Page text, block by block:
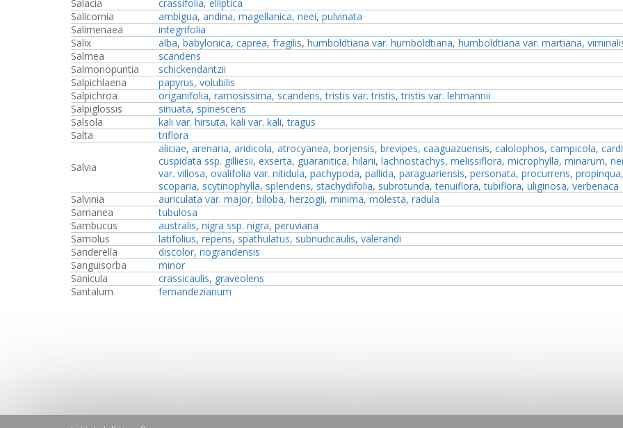
Salacia
crassifolia, elliptica
Salicornia
ambigua, andina, magellanica, neei, pulvinata
Salimenaea
integrifolia
Salix
alba, babylonica, caprea, fragilis, humboldtiana var. humboldtiana, humboldtiana var. martiana,
Salmea
scandens
Salmonopuntia
schickendantzii
Salpichlaena
papyrus, volubilis
Salpichroa
origanifolia, ramosissima, scandens,tristis var. tristis,tristis var. lehmannii
Salpiglossis
sinuata, spinescens
Salsola
kali var. hirsuta, kali var. kali,tragus
Salta
triflora
Salvia
aliciae, arenaria, aridicola, atrocyanea, borjensis, brevipes, caaguazuensis, calolophos, campicola,
cuspidata ssp. gilliesii, exserta, guaranitica, hilarii, lachnostachys, melissiflora, microphylla, minarum,
var. villosa, ovalifolia var. nitidula, pachypoda, pallida, paraguariensis, personata, procurrens, propinqua
scoparia, scytinophylla, splendens, stachydifolia, subrotunda,tenuiflora,tubiflora, uliginosa, verbenaca
Salvinia
auriculata var. major, biloba, herzogii, minima, molesta, radula
Samanea
tubulosa
Sambucus
australis, nigra ssp. nigra, peruviana
Samolus
latifolius, repens, spathulatus, subnudicaulis, valerandi
Sanderella
discolor, riograndensis
Sanguisorba
minor
Sanicula
crassicaulis, graveolens
Santalum
fernandezianum
Sarcotoxicum
salicifolium